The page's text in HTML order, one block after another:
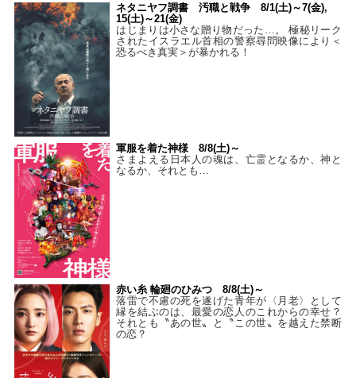
ネタニヤフ調書 汚職と戦争 8/1(土)～7(金),
15(土)～21(金)
はじまりは小さな贈り物だった…。 極秘リーク
されたイスラエル首相の警察尋問映像により＜
恐るべき真実＞が暴かれる！
軍服を着た神様 8/8(土)～
さまよえる日本人の魂は、亡霊となるか、神と
なるか、それとも…
赤い糸 輪廻のひみつ 8/8(土)～
落雷で不慮の死を遂げた青年が〈月老〉として
縁を結ぶのは、最愛の恋人のこれからの幸せ？
それとも〝あの世〟と〝この世〟を越えた禁断
の恋？